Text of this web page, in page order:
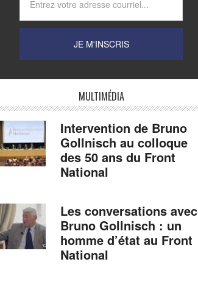
MULTIMÉDIA
Intervention de Bruno
Gollnisch au colloque
des 50 ans du Front
National
Les conversations avec
Bruno Gollnisch : un
homme d’état au Front
National